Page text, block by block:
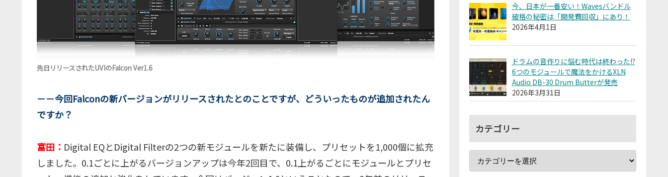
先日リリースされたUVIのFalcon Ver1.6
－－今回Falconの新バージョンがリリースされたとのことですが、どういったものが追加されたん
ですか？
富田： Digital EQとDigital Filterの2つの新モジュールを新たに装備し、プリセットを1,000個に拡充
しました。0.1ごとに上がるバージョンアップは今年2回目で、0.1上がるごとにモジュールとプリセ
今、日本が一番安い！Wavesバンドル
破格の秘密は「開発費回収」にあり！
2026年4月1日
ドラムの音作りに悩む時代は終わった!?
6つのモジュールで魔法をかけるXLN
Audio DB-30 Drum Butterが発売
2026年3月31日
カテゴリー